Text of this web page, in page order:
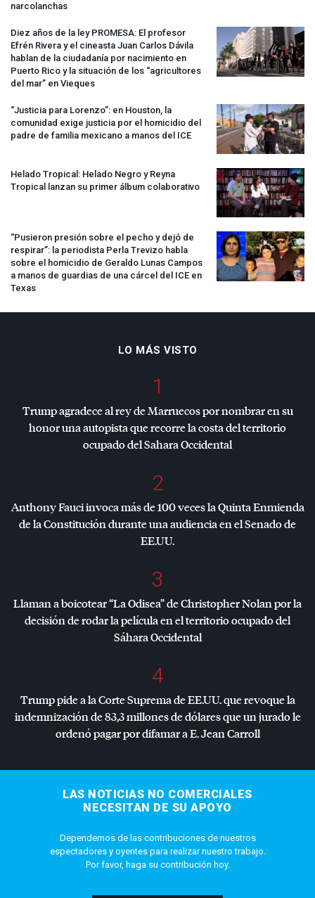
narcolanchas
Diez años de la ley PROMESA: El profesor
Efrén Rivera y el cineasta Juan Carlos Dávila
hablan de la ciudadanía por nacimiento en
Puerto Rico y la situación de los “agricultores
del mar” en Vieques
“Justicia para Lorenzo”: en Houston, la
comunidad exige justicia por el homicidio del
padre de familia mexicano a manos del ICE
Helado Tropical: Helado Negro y Reyna
Tropical lanzan su primer álbum colaborativo
“Pusieron presión sobre el pecho y dejó de
respirar”: la periodista Perla Trevizo habla
sobre el homicidio de Geraldo Lunas Campos
a manos de guardias de una cárcel del ICE en
Texas
LO MÁS VISTO
1
Trump agradece al rey de Marruecos por nombrar en su
honor una autopista que recorre la costa del territorio
ocupado del Sahara Occidental
2
Anthony Fauci invoca más de 100 veces la Quinta Enmienda
de la Constitución durante una audiencia en el Senado de
EE.UU.
3
Llaman a boicotear “La Odisea” de Christopher Nolan por la
decisión de rodar la película en el territorio ocupado del
Sáhara Occidental
4
Trump pide a la Corte Suprema de EE.UU. que revoque la
indemnización de 83,3 millones de dólares que un jurado le
ordenó pagar por difamar a E. Jean Carroll
LAS NOTICIAS NO COMERCIALES
NECESITAN DE SU APOYO
Dependemos de las contribuciones de nuestros
espectadores y oyentes para realizar nuestro trabajo.
Por favor, haga su contribución hoy.